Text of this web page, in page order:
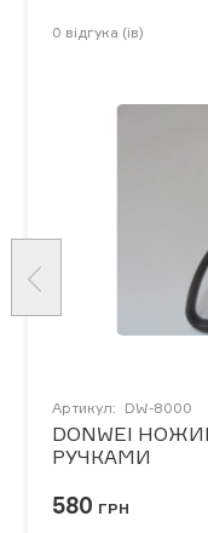
0 відгука (ів)
Артикул: DW-8000
DONWEI
РУЧКАМИ
580 ГРН